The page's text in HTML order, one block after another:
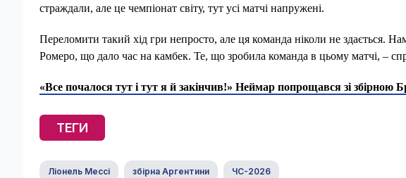
страждали, але це чемпіонат світу, тут усі матчі напружені.
Переломити такий хід гри непросто, але ця команда ніколи не здається.
Ромеро, що дало час на камбек. Те, що зробила команда в цьому матчі, –
«Все почалося тут і тут я й закінчив!» Неймар попрощався зі збірною
ТЕГИ
Ліонель Мессі збірна Аргентини ЧС-2026